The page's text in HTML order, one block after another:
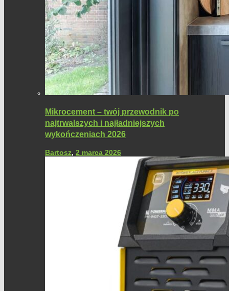
Mikrocement – twój przewodnik po
najtrwalszych i najładniejszych
wykończeniach 2026
Bartosz, 2 marca 2026